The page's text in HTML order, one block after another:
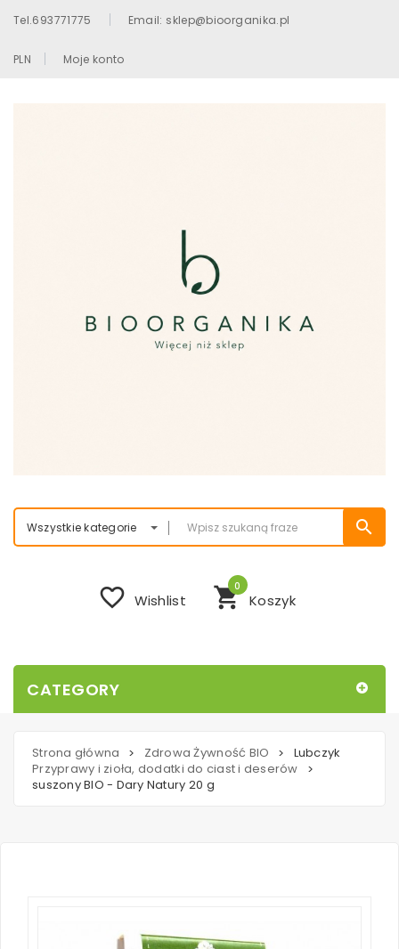
Tel.693771775 Email: sklep@bioorganika.pl
PLN Moje konto
Wszystkie kategorie search
shopping_cart Koszyk
0
favorite_border Wishlist
CATEGORY
Strona główna > Zdrowa Żywność BIO
>
Przyprawy i zioła, dodatki do ciast i deserów
>
Lubczyk
suszony BIO - Dary Natury 20 g